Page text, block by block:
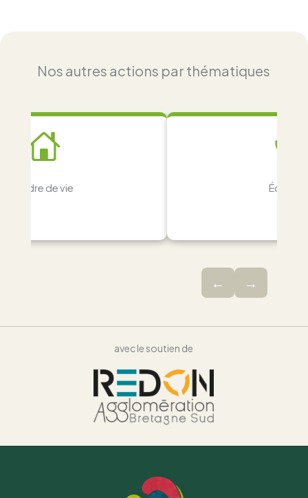
Nos autres actions par thématiques
Cadre de vie
← →
avec le soutien de